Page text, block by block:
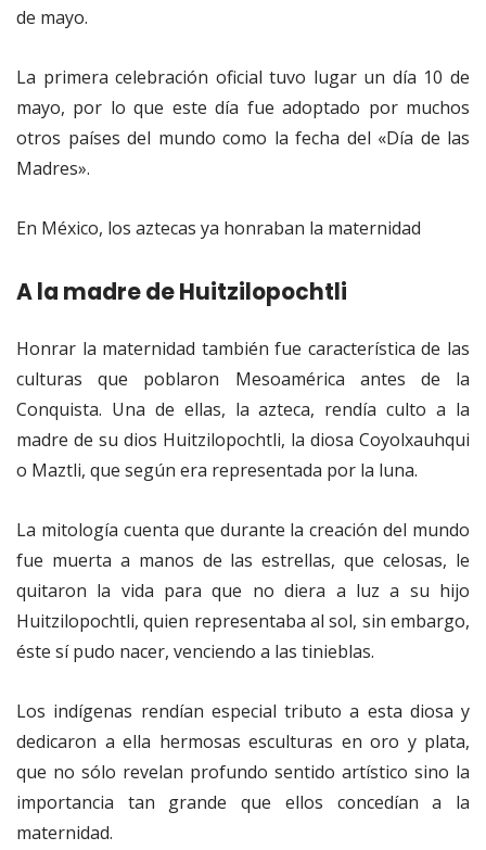
de mayo.
La primera celebración oficial tuvo lugar un día 10 de
mayo, por lo que este día fue adoptado por muchos
otros países del mundo como la fecha del «Día de las
Madres».
En México, los aztecas ya honraban la maternidad
A la madre de Huitzilopochtli
Honrar la maternidad también fue característica de las
culturas que poblaron Mesoamérica antes de la
Conquista. Una de ellas, la azteca, rendía culto a la
madre de su dios Huitzilopochtli, la diosa Coyolxauhqui
o Maztli, que según era representada por la luna.
La mitología cuenta que durante la creación del mundo
fue muerta a manos de las estrellas, que celosas, le
quitaron la vida para que no diera a luz a su hijo
Huitzilopochtli, quien representaba al sol, sin embargo,
éste sí pudo nacer, venciendo a las tinieblas.
Los indígenas rendían especial tributo a esta diosa y
dedicaron a ella hermosas esculturas en oro y plata,
que no sólo revelan profundo sentido artístico sino la
importancia tan grande que ellos concedían a la
maternidad.